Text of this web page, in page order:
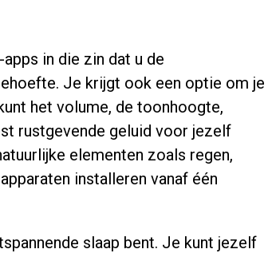
in die zin dat u de
Je krijgt ook een optie om je
het volume, de toonhoogte,
rustgevende geluid voor jezelf
elementen zoals regen,
installeren vanaf één
slaap bent. Je kunt jezelf